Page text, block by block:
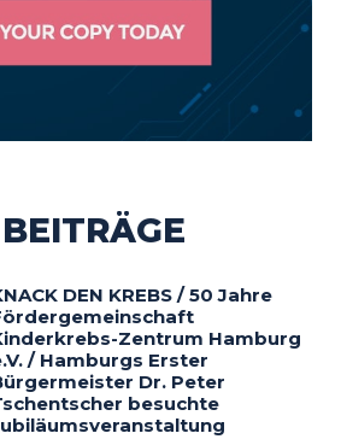
DEN KREBS / 50 Jahre
Zentrum Hamburg
/ Hamburgs Erster
Dr. Peter
besuchte